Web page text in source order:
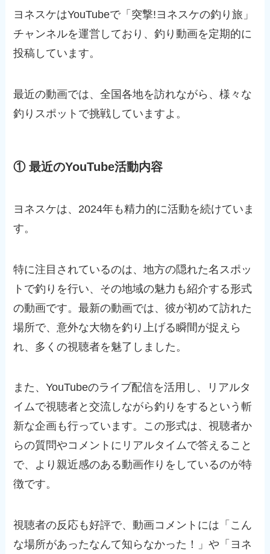
ヨネスケはYouTubeで「突撃!ヨネスケの釣り旅」
チャンネルを運営しており、釣り動画を定期的に
投稿しています。
最近の動画では、全国各地を訪れながら、様々な
釣りスポットで挑戦していますよ。
① 最近のYouTube活動内容
ヨネスケは、2024年も精力的に活動を続けていま
す。
特に注目されているのは、地方の隠れた名スポッ
トで釣りを行い、その地域の魅力も紹介する形式
の動画です。最新の動画では、彼が初めて訪れた
場所で、意外な大物を釣り上げる瞬間が捉えら
れ、多くの視聴者を魅了しました。
また、YouTubeのライブ配信を活用し、リアルタ
イムで視聴者と交流しながら釣りをするという斬
新な企画も行っています。この形式は、視聴者か
らの質問やコメントにリアルタイムで答えること
で、より親近感のある動画作りをしているのが特
徴です。
視聴者の反応も好評で、動画コメントには「こん
な場所があったなんて知らなかった！」や「ヨネ